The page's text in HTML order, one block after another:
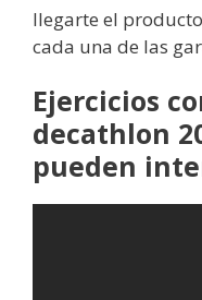
llegarte el
cada una de las
Ejercicios
decathlon
pueden